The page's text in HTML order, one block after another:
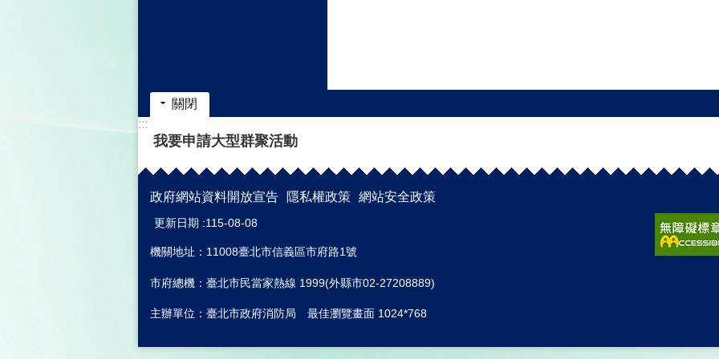
關閉
:::
我要申請大型群聚活動
政府網站資料開放宣告 隱私權政策 網站安全政策
更新日期 115-08-08
機關地址：11008臺北市信義區市府路1號
市府總機：臺北市民當家熱線 1999(外縣市02-27208889)
主辦單位：臺北市政府消防局 最佳瀏覽畫面 1024*768